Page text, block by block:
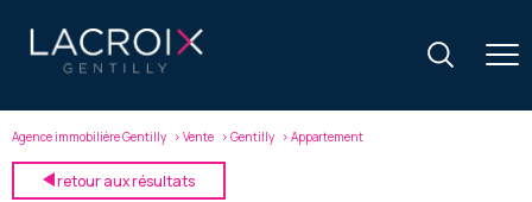
Agence immobilière Gentilly Vente Gentilly Appartement
retour aux résultats